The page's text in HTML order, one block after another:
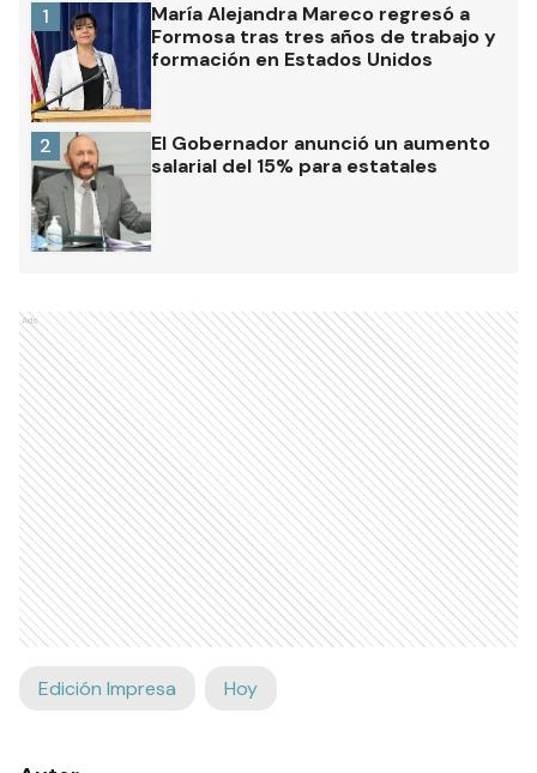
María Alejandra Mareco regresó a
Formosa tras tres años de trabajo y
formación en Estados Unidos
1
El Gobernador anunció un aumento
salarial del 15% para estatales
2
Ads
Edición Impresa Hoy